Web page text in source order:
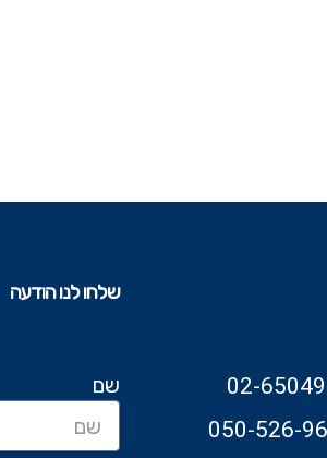
שלחו לנו הודעה
שם